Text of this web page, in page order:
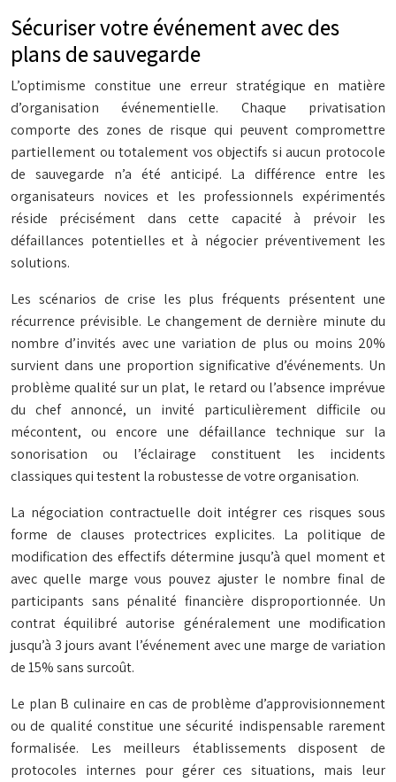
Sécuriser votre événement avec des
plans de sauvegarde
L’optimisme constitue une erreur stratégique en matière
d’organisation événementielle. Chaque privatisation
comporte des zones de risque qui peuvent compromettre
partiellement ou totalement vos objectifs si aucun protocole
de sauvegarde n’a été anticipé. La différence entre les
organisateurs novices et les professionnels expérimentés
réside précisément dans cette capacité à prévoir les
défaillances potentielles et à négocier préventivement les
solutions.
Les scénarios de crise les plus fréquents présentent une
récurrence prévisible. Le changement de dernière minute du
nombre d’invités avec une variation de plus ou moins 20%
survient dans une proportion significative d’événements. Un
problème qualité sur un plat, le retard ou l’absence imprévue
du chef annoncé, un invité particulièrement difficile ou
mécontent, ou encore une défaillance technique sur la
sonorisation ou l’éclairage constituent les incidents
classiques qui testent la robustesse de votre organisation.
La négociation contractuelle doit intégrer ces risques sous
forme de clauses protectrices explicites. La politique de
modification des effectifs détermine jusqu’à quel moment et
avec quelle marge vous pouvez ajuster le nombre final de
participants sans pénalité financière disproportionnée. Un
contrat équilibré autorise généralement une modification
jusqu’à 3 jours avant l’événement avec une marge de variation
de 15% sans surcoût.
Le plan B culinaire en cas de problème d’approvisionnement
ou de qualité constitue une sécurité indispensable rarement
formalisée. Les meilleurs établissements disposent de
protocoles internes pour gérer ces situations, mais leur